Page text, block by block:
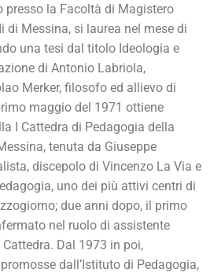
presso la Facoltà di Magistero
di Messina, si laurea nel mese di
una tesi dal titolo Ideologia e
di Antonio Labriola,
Merker, filosofo ed allievo di
maggio del 1971 ottiene
I Cattedra di Pedagogia della
tenuta da Giuseppe
discepolo di Vincenzo La Via e
uno dei più attivi centri di
due anni dopo, il primo
nel ruolo di assistente
Dal 1973 in poi,
dall’Istituto di Pedagogia,